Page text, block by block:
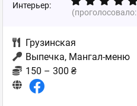
Интерьер:
(проголосовало:
Грузинская
Выпечка, Мангал-меню
150 – 300 ₴